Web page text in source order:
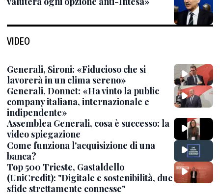
VIDEO
Generali, Sironi: «Fiducioso che si
lavorerà in un clima sereno»
Generali, Donnet: «Ha vinto la public
company italiana, internazionale e
indipendente»
Assemblea Generali, cosa è successo: la
video spiegazione
Come funziona l'acquisizione di una
banca?
Top 500 Trieste, Gastaldello
(UniCredit): "Digitale e sostenibilità, due
sfide strettamente connesse"